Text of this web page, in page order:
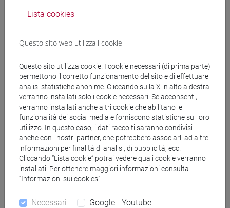
Corsi di studio e percorsi
[EMR15] ECONOMICS, FINANCE AND
SUSTAINABILITY - Laurea magistrale (DM270)
sustainable finance/quantitative finance and risk
management
Insegnamenti mutuati
FINANCIAL ECONOMICS - 1 [EM5021]
Lista cookies
Questo sito web utilizza i cookie
Questo sito utilizza cookie. I cookie necessari (di prima parte)
permettono il corretto funzionamento del sito e di effettuare
analisi statistiche anonime. Cliccando sulla X in alto a destra
verranno installati solo i cookie necessari. Se acconsenti,
verranno installati anche altri cookie che abilitano le
funzionalità dei social media e forniscono statistiche sul loro
utilizzo. In questo caso, i dati raccolti saranno condivisi
anche con i nostri partner, che potrebbero associarli ad altre
informazioni per finalità di analisi, di pubblicità, ecc.
Cliccando “Lista cookie” potrai vedere quali cookie verranno
installati. Per ottenere maggiori informazioni consulta
“Informazioni sui cookies”.
Necessari Google - Youtube